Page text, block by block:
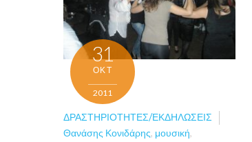
31
ΟΚΤ
2011
ΔΡΑΣΤΗΡΙΌΤΗΤΕΣ/ΕΚΔΗΛΏΣΕΙΣ
Θανάσης Κονιδάρης, μουσική,